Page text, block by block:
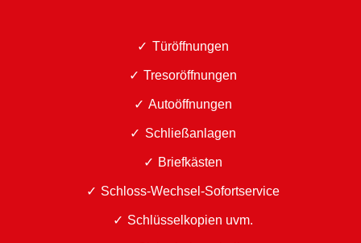
Türöffnungen
Tresoröffnungen
Autoöffnungen
Schließanlagen
Briefkästen
Schloss-Wechsel-Sofortservice
Schlüsselkopien uvm.